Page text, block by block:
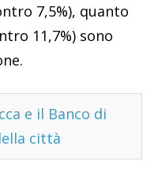
7,5%), quanto
11,7%) sono
e il Banco di
città